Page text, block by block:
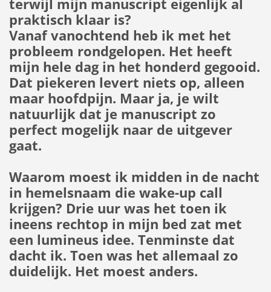
terwijl mijn manuscript eigenlijk al
praktisch klaar is?
Vanaf vanochtend heb ik met het
probleem rondgelopen. Het heeft
mijn hele dag in het honderd gegooid.
Dat piekeren levert niets op, alleen
maar hoofdpijn. Maar ja, je wilt
natuurlijk dat je manuscript zo
perfect mogelijk naar de uitgever
gaat.
Waarom moest ik midden in de nacht
in hemelsnaam die wake-up call
krijgen? Drie uur was het toen ik
ineens rechtop in mijn bed zat met
een lumineus idee. Tenminste dat
dacht ik. Toen was het allemaal zo
duidelijk. Het moest anders.